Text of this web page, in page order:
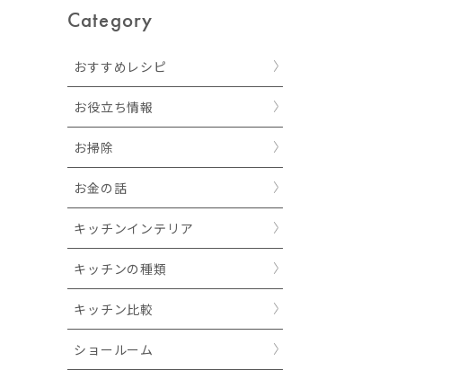
Category
おすすめレシピ
お役立ち情報
お掃除
お金の話
キッチンインテリア
キッチンの種類
キッチン比較
ショールーム